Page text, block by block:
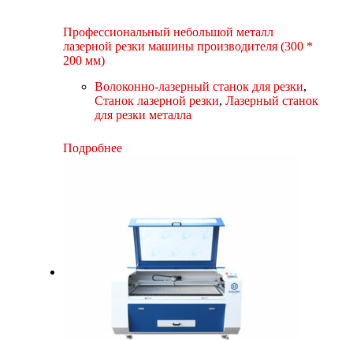
Профессиональный небольшой металл
лазерной резки машины производителя (300 *
200 мм)
Волоконно-лазерный станок для резки,
Станок лазерной резки,Лазерный станок
для резки металла
Подробнее